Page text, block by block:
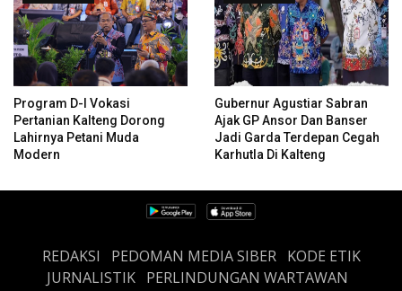
Program D-I Vokasi
Pertanian Kalteng Dorong
Lahirnya Petani Muda
Modern
Gubernur Agustiar Sabran
Ajak GP Ansor Dan Banser
Jadi Garda Terdepan Cegah
Karhutla Di Kalteng
REDAKSI PEDOMAN MEDIA SIBER
KODE ETIK
JURNALISTIK PERLINDUNGAN WARTAWAN